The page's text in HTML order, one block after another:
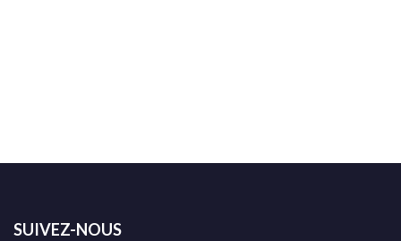
SUIVEZ-NOUS